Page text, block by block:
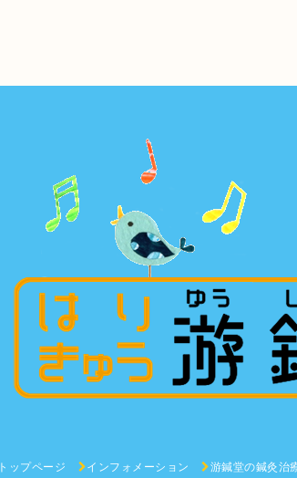
トップページ インフォメーション 游鍼堂の鍼灸治